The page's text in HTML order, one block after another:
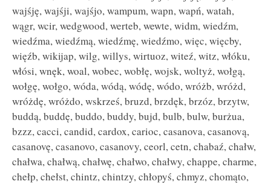
wajśję, wajśji, wajśjo, wampum, wapn, wapń, watah,
wągr, wcir, wedgwood, werteb, wewte, widm, wiedźm,
wiedźma, wiedźmą, wiedźmę, wiedźmo, więc, więcby,
więźb, wikijap, wilg, willys, wirtuoz, witeź, witz, włóku,
włósi, wnęk, woal, wobec, wobłę, wojsk, woltyż, wołgą,
wołgę, wołgo, wóda, wódą, wódę, wódo, wróżb, wróżd,
wróżdę, wróżdo, wskrześ, bruzd, brzdęk, brzóz, brzytw,
buddą, buddę, buddo, buddy, bujd, bulb, bulw, burżua,
bzzz, cacci, candid, cardox, carioc, casanova, casanovą,
casanovę, casanovo, casanovy, ceorl, cetn, chabaź, chałw,
chałwa, chałwą, chałwę, chałwo, chałwy, chappe, charme,
chełp, chełst, chintz, chintzy, chłopyś, chmyz, chomąto,